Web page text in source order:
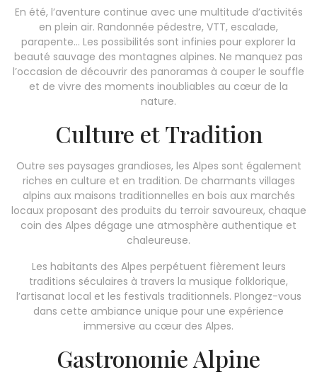
En été, l’aventure continue avec une multitude d’activités
en plein air. Randonnée pédestre, VTT, escalade,
parapente… Les possibilités sont infinies pour explorer la
beauté sauvage des montagnes alpines. Ne manquez pas
l’occasion de découvrir des panoramas à couper le souffle
et de vivre des moments inoubliables au cœur de la
nature.
Culture et Tradition
Outre ses paysages grandioses, les Alpes sont également
riches en culture et en tradition. De charmants villages
alpins aux maisons traditionnelles en bois aux marchés
locaux proposant des produits du terroir savoureux, chaque
coin des Alpes dégage une atmosphère authentique et
chaleureuse.
Les habitants des Alpes perpétuent fièrement leurs
traditions séculaires à travers la musique folklorique,
l’artisanat local et les festivals traditionnels. Plongez-vous
dans cette ambiance unique pour une expérience
immersive au cœur des Alpes.
Gastronomie Alpine